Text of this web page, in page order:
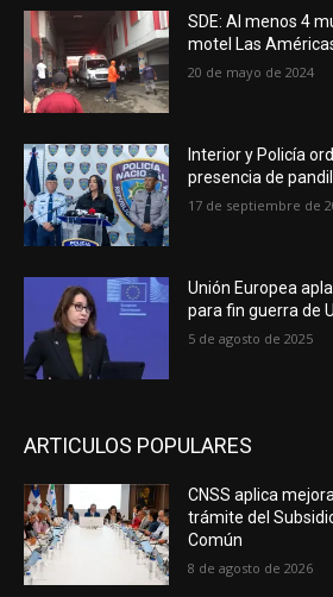
SDE: Al menos 4
motel Las
20 de mayo de 2024
Interior y Policía
presencia de
17 de septiembre de
Unión Europea
para fin guerra de
5 de agosto de 2025
ARTICULOS POPULARES
CNSS aplica
trámite del
Común
8 de agosto de 2026